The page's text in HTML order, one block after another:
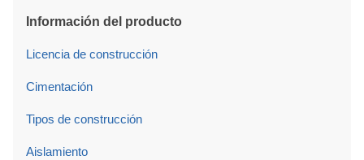
Información del producto
Licencia de construcción
Cimentación
Tipos de construcción
Aislamiento